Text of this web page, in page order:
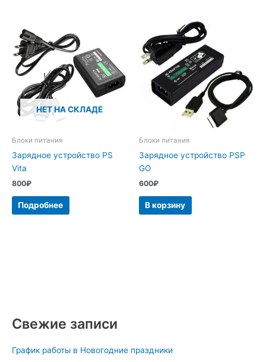
Свежие записи
График работы в Новогодние праздники
НЕТ НА СКЛАДЕ
Блоки питания
Зарядное устройство PS
Vita
800₽
Подробнее
Блоки питания
Зарядное устройство PSP
GO
600₽
В корзину